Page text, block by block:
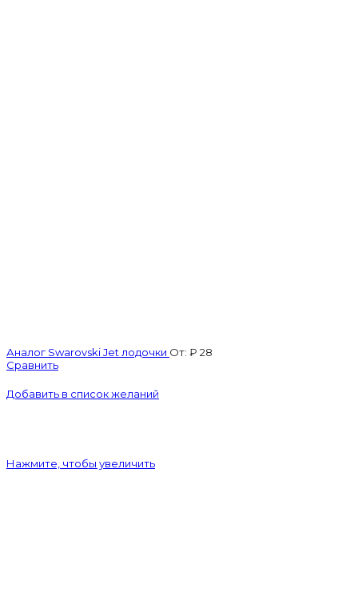
Аналог Swarovski Jet лодочки От: ₽ 28
Сравнить
Добавить в список желаний
Нажмите, чтобы увеличить